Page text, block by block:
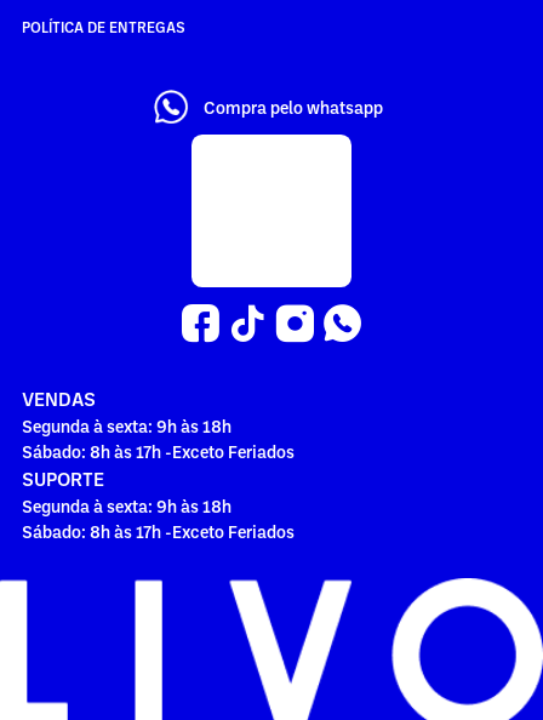
POLÍTICA DE ENTREGAS
Compra pelo whatsapp
VENDAS
Segunda à sexta: 9h às 18h
Sábado: 8h às 17h -Exceto Feriados
SUPORTE
Segunda à sexta: 9h às 18h
Sábado: 8h às 17h -Exceto Feriados